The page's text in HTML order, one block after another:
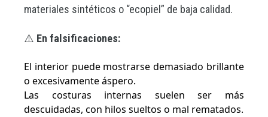
materiales sintéticos o “ecopiel” de baja calidad.
⚠️ En falsificaciones:
El interior puede mostrarse demasiado brillante
o excesivamente áspero.
Las costuras internas suelen ser más
descuidadas, con hilos sueltos o mal rematados.